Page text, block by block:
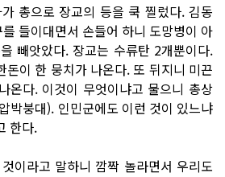
총으로 장교의 등을 쿡 찔렀다. 김동
들이대면서 손들어 하니 도망병이 아
빼앗았다. 장교는 수류탄 2개뿐이다.
돈이 한 뭉치가 나온다. 또 뒤지니 미끈
온다. 이것이 무엇이냐고 물으니 총상
박붕대). 인민군에도 이런 것이 있느냐
한다.
이라고 말하니 깜짝 놀라면서 우리도